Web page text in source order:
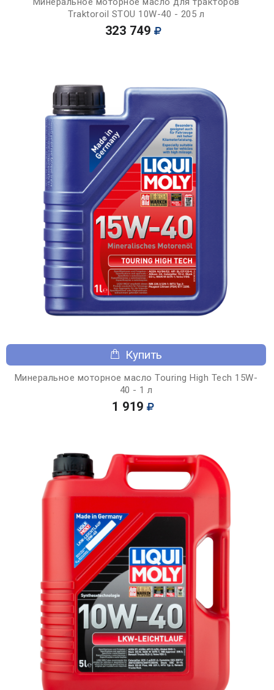
Traktoroil STOU 10W-40 - 205 л
323 749
Купить
Минеральное моторное масло Touring High Tech 15W-
40 - 1 л
1 919